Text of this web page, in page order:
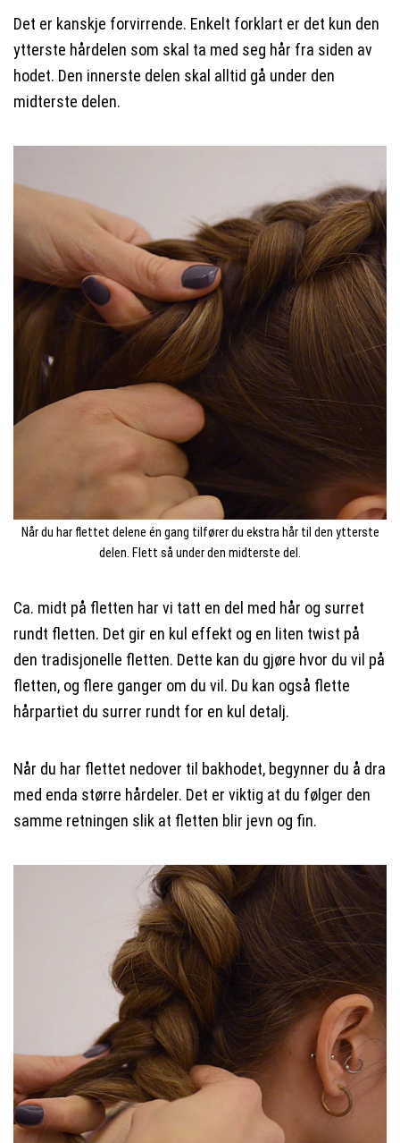
Det er kanskje forvirrende. Enkelt forklart er det kun den
ytterste hårdelen som skal ta med seg hår fra siden av
hodet. Den innerste delen skal alltid gå under den
midterste delen.
Når du har flettet delene én gang tilfører du ekstra hår til den ytterste
delen. Flett så under den midterste del.
Ca. midt på fletten har vi tatt en del med hår og surret
rundt fletten. Det gir en kul effekt og en liten twist på
den tradisjonelle fletten. Dette kan du gjøre hvor du vil på
fletten, og flere ganger om du vil. Du kan også flette
hårpartiet du surrer rundt for en kul detalj.
Når du har flettet nedover til bakhodet, begynner du å dra
med enda større hårdeler. Det er viktig at du følger den
samme retningen slik at fletten blir jevn og fin.